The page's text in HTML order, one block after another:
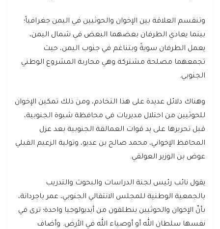
وتنقسم العلاقة بين الإخوان والحوثيين في اليمن جغرافياً؛
بينما يعادي الطرفان بعضهما البعض في شمال اليمن،
يعمل الطرفان سويةً وبتناغم في جنوب اليمن، حيث
تجمعهما مصلحة مشتركة وهي محاربة المشروع الوطني
الجنوبي.
وهناك دلائل عديدة على هذا التخادم، ومن ذلك تمكين الإخوان
للحوثيين من احتلال مديريات في محافظة شبوة الجنوبية،
قبل تحريرها على يد قوات العمالقة الجنوبية بعد عزل
المحافظ الإخواني، محمد صالح بن عديو، وتولية الزعيم القبلي
عوض بن الوزير العولقي.
يقول نائب رئيس لجنة الدراسات والبحوث والتدريب
بالجمعية الوطنية للمجلس الانتقالي الجنوبي، عمر باجردانة،
بأنّ الإخوان والحوثيين ينطلقون من أيديولوجيا واحدة؛ ترى في
نفسها سلطان الله أو أوصياء الله في الأرض. وأضاف